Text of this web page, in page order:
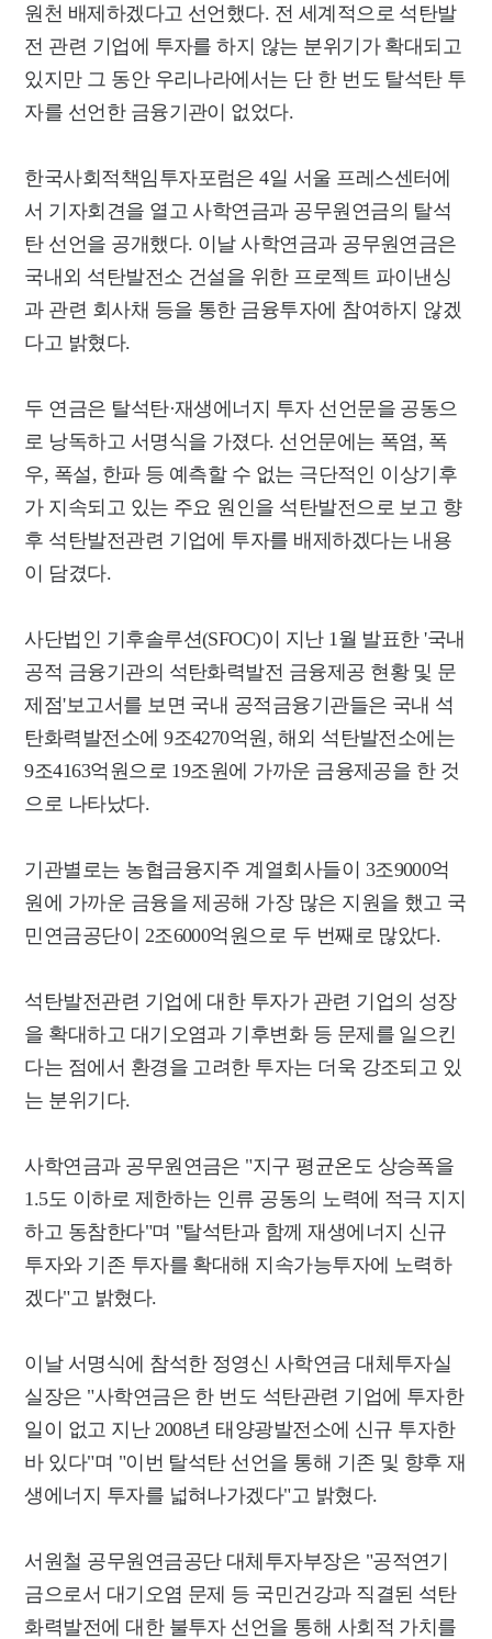
원천 배제하겠다고 선언했다. 전 세계적으로 석탄발
전 관련 기업에 투자를 하지 않는 분위기가 확대되고
있지만 그 동안 우리나라에서는 단 한 번도 탈석탄 투
자를 선언한 금융기관이 없었다.
한국사회적책임투자포럼은 4일 서울 프레스센터에
서 기자회견을 열고 사학연금과 공무원연금의 탈석
탄 선언을 공개했다. 이날 사학연금과 공무원연금은
국내외 석탄발전소 건설을 위한 프로젝트 파이낸싱
과 관련 회사채 등을 통한 금융투자에 참여하지 않겠
다고 밝혔다.
두 연금은 탈석탄·재생에너지 투자 선언문을 공동으
로 낭독하고 서명식을 가졌다. 선언문에는 폭염, 폭
우, 폭설, 한파 등 예측할 수 없는 극단적인 이상기후
가 지속되고 있는 주요 원인을 석탄발전으로 보고 향
후 석탄발전관련 기업에 투자를 배제하겠다는 내용
이 담겼다.
사단법인 기후솔루션(SFOC)이 지난 1월 발표한 '국내
공적 금융기관의 석탄화력발전 금융제공 현황 및 문
제점'보고서를 보면 국내 공적금융기관들은 국내 석
탄화력발전소에 9조4270억원, 해외 석탄발전소에는
9조4163억원으로 19조원에 가까운 금융제공을 한 것
으로 나타났다.
기관별로는 농협금융지주 계열회사들이 3조9000억
원에 가까운 금융을 제공해 가장 많은 지원을 했고 국
민연금공단이 2조6000억원으로 두 번째로 많았다.
석탄발전관련 기업에 대한 투자가 관련 기업의 성장
을 확대하고 대기오염과 기후변화 등 문제를 일으킨
다는 점에서 환경을 고려한 투자는 더욱 강조되고 있
는 분위기다.
사학연금과 공무원연금은 "지구 평균온도 상승폭을
1.5도 이하로 제한하는 인류 공동의 노력에 적극 지지
하고 동참한다"며 "탈석탄과 함께 재생에너지 신규
투자와 기존 투자를 확대해 지속가능투자에 노력하
겠다"고 밝혔다.
이날 서명식에 참석한 정영신 사학연금 대체투자실
실장은 "사학연금은 한 번도 석탄관련 기업에 투자한
일이 없고 지난 2008년 태양광발전소에 신규 투자한
바 있다"며 "이번 탈석탄 선언을 통해 기존 및 향후 재
생에너지 투자를 넓혀나가겠다"고 밝혔다.
서원철 공무원연금공단 대체투자부장은 "공적연기
금으로서 대기오염 문제 등 국민건강과 직결된 석탄
화력발전에 대한 불투자 선언을 통해 사회적 가치를